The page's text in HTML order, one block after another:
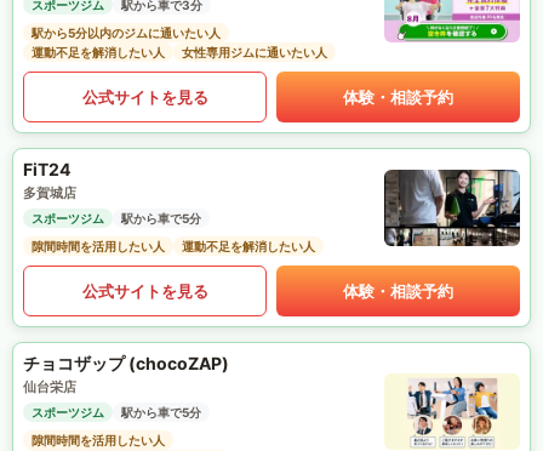
スポーツジム
駅から車で3分
駅から5分以内のジムに通いたい人
運動不足を解消したい人
女性専用ジムに通いたい人
公式サイトを見る 体験・相談予約
FiT24
多賀城店
スポーツジム
駅から車で5分
隙間時間を活用したい人
運動不足を解消したい人
公式サイトを見る 体験・相談予約
チョコザップ (chocoZAP)
仙台栄店
スポーツジム
駅から車で5分
隙間時間を活用したい人